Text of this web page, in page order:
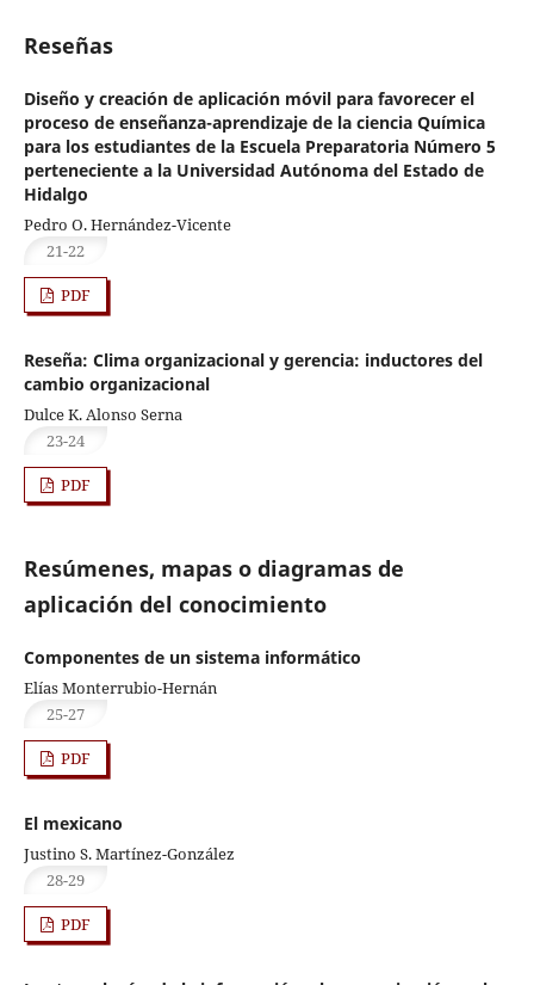
Reseñas
Diseño y creación de aplicación móvil para favorecer el
proceso de enseñanza-aprendizaje de la ciencia Química
para los estudiantes de la Escuela Preparatoria Número 5
perteneciente a la Universidad Autónoma del Estado de
Hidalgo
Pedro O. Hernández-Vicente
21-22
PDF
Reseña: Clima organizacional y gerencia: inductores del
cambio organizacional
Dulce K. Alonso Serna
23-24
PDF
Resúmenes, mapas o diagramas de
aplicación del conocimiento
Componentes de un sistema informático
Elías Monterrubio-Hernán
25-27
PDF
El mexicano
Justino S. Martínez-González
28-29
PDF